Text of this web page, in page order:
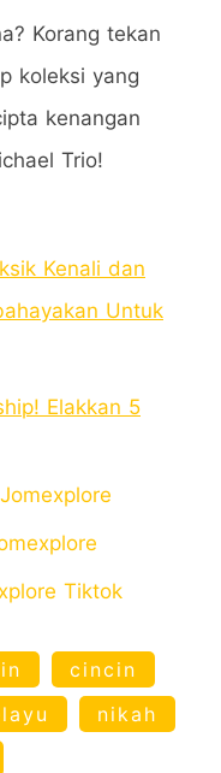
Korang tekan
koleksi yang
kenangan
Trio!
Kenali dan
Untuk
Elakkan 5
Jomexplore
Tiktok
cincin
nikah